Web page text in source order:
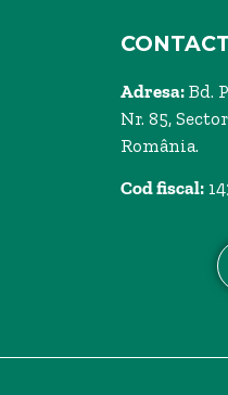
Adresa: Bd.
Nr. 85,
România.
Cod fiscal: